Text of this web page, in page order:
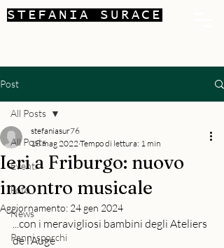
STEFANIA SURACE
Post
All Posts
Eventi
Foto
News
Panni sporchi
All Posts
Ieri a Friburgo: nuovo
incontro musicale
stefaniasur76
18 mag 2022Tempo di lettura: 1 min
Aggiornamento: 24 gen 2024
...con i meravigliosi bambini degli Ateliers
de l’Auge